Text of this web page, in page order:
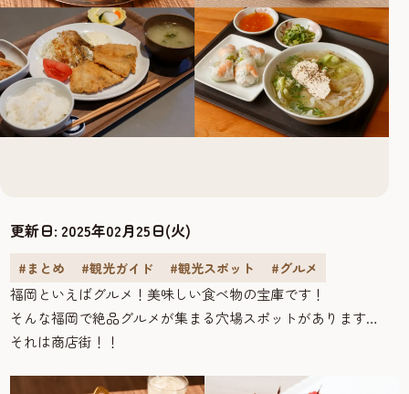
更新日:2025年02月25日(火)
#まとめ #観光ガイド #観光スポット #グルメ
福岡といえばグルメ！美味しい食べ物の宝庫です！
そんな福岡で絶品グルメが集まる穴場スポットがあります…
それは商店街！！